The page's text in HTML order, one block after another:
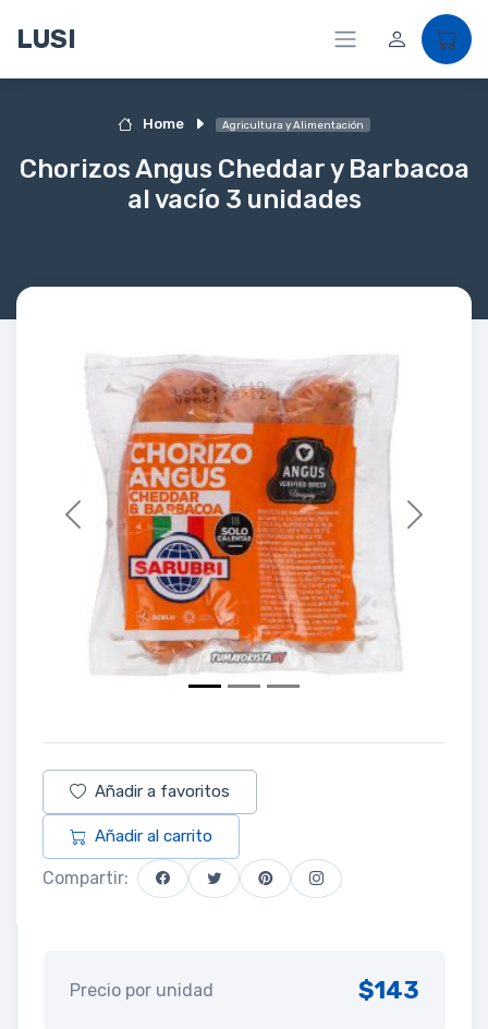
LUSI
Home Agricultura y Alimentación
Chorizos Angus Cheddar y Barbacoa
al vacío 3 unidades
Previous Next
Añadir a favoritos
Añadir al carrito
Compartir:
Precio por unidad $143